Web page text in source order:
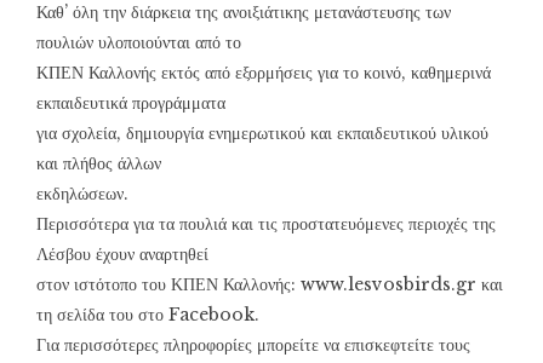
Καθ’ όλη την διάρκεια της ανοιξιάτικης μετανάστευσης των
πουλιών υλοποιούνται από το
ΚΠΕΝ Καλλονής εκτός από εξορμήσεις για το κοινό, καθημερινά
εκπαιδευτικά προγράμματα
για σχολεία, δημιουργία ενημερωτικού και εκπαιδευτικού υλικού
και πλήθος άλλων
εκδηλώσεων.
Περισσότερα για τα πουλιά και τις προστατευόμενες περιοχές της
Λέσβου έχουν αναρτηθεί
στον ιστότοπο του ΚΠΕΝ Καλλονής: www.lesvosbirds.gr και
τη σελίδα του στο Facebook.
Για περισσότερες πληροφορίες μπορείτε να επισκεφτείτε τους